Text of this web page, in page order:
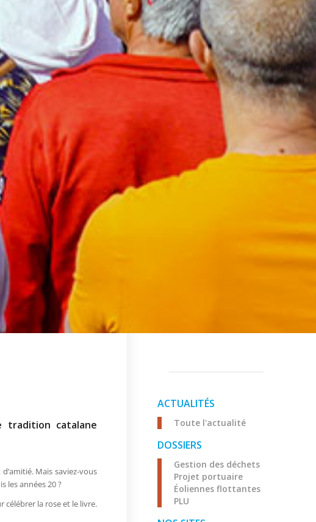
tradition catalane
Mais saviez-vous
les années 20 ?
célébrer la rose et le livre.
ACTUALITÉS
Toute l'actualité
DOSSIERS
Gestion des déchets
Projet portuaire
Éoliennes flottantes
PLU